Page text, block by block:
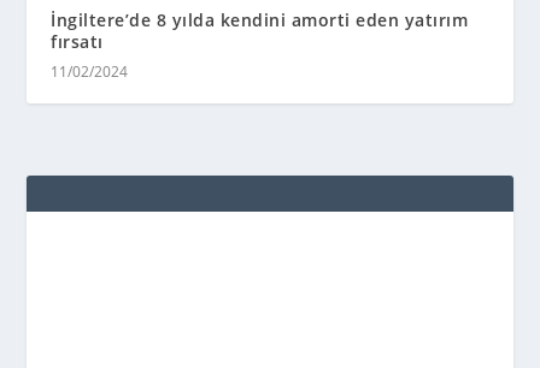
İngiltere’de 8 yılda kendini amorti eden yatırım
fırsatı
11/02/2024